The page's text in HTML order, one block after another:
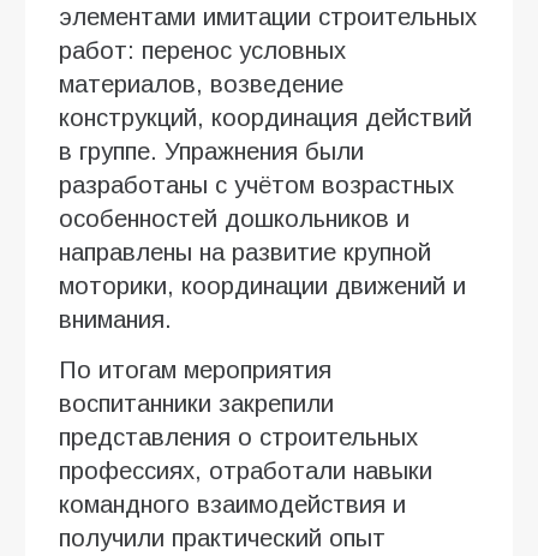
элементами имитации строительных
работ: перенос условных
материалов, возведение
конструкций, координация действий
в группе. Упражнения были
разработаны с учётом возрастных
особенностей дошкольников и
направлены на развитие крупной
моторики, координации движений и
внимания.
По итогам мероприятия
воспитанники закрепили
представления о строительных
профессиях, отработали навыки
командного взаимодействия и
получили практический опыт